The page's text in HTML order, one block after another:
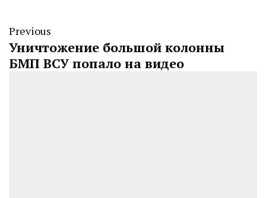
Previous
Уничтожение большой колонны
БМП ВСУ попало на видео